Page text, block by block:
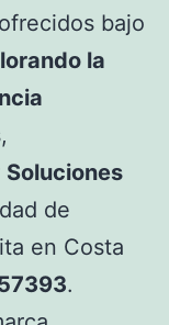
bajo
la
Soluciones
de
en Costa
.